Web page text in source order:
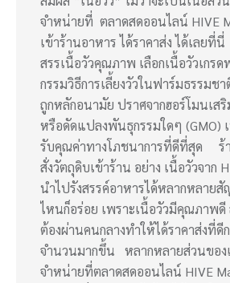
จำหน่ายที่ ตลาดสดออนไลน์ HIVE
เข้าร้านอาหาร ได้ราคาส่ง ได้เลยที่
สรรเนื้อวัวคุณภาพ เลือกเนื้อวัวเกร
กรรมวิธีการเลี้ยงวัวในฟาร์มธรรมช
ถูกหลักอนามัย ปราศจากฮอร์โมนเส
หรือดัดแปลงพันธุกรรมใดๆ (GMO)
รับคุณค่าทางโภชนาการที่ดีที่สุด ร้
สั่งวัตถุดิบเข้าร้าน อย่าง เนื้อวัวจาก
นำไปรังสรรค์อาหารได้หลากหลายสั
ไหนก็อร่อย เพราะเนื้อวัวมีคุณภาพดี
ต้องผ่านคนกลางทำให้ได้ราคาส่งที่ดี
จำนวนมากขึ้น หลากหลายส่วนของ
จำหน่ายที่ตลาดสดออนไลน์ HIVE